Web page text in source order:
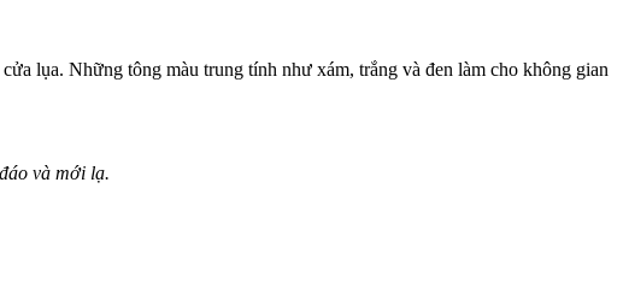
lụa. Những tông màu trung tính như xám, trắng và đen làm cho không gian
và mới lạ.